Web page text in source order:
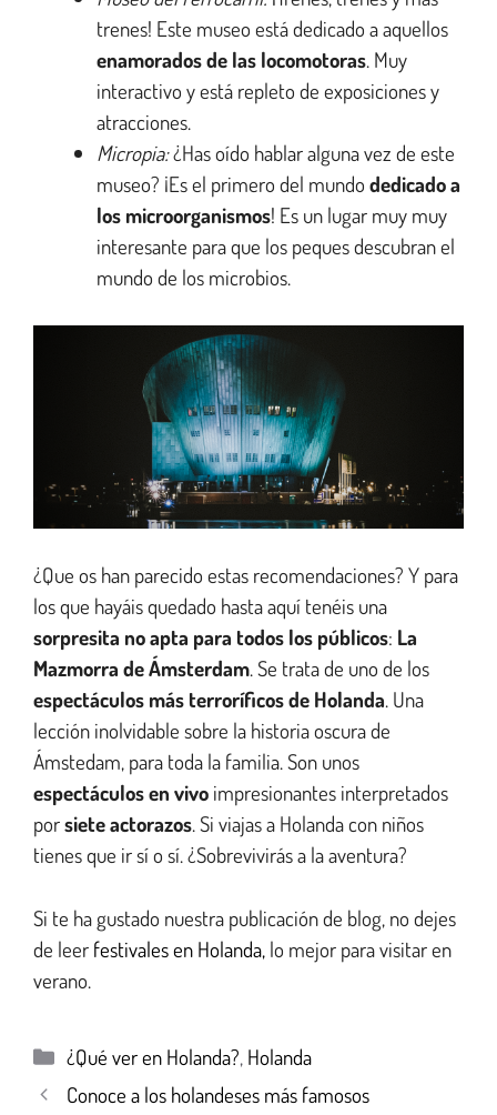
trenes! Este museo está dedicado a aquellos
enamorados de las locomotoras. Muy
interactivo y está repleto de exposiciones y
atracciones.
Micropia:¿Has oído hablar alguna vez de este
museo? ¡Es el primero del mundo dedicado a
los microorganismos! Es un lugar muy muy
interesante para que los peques descubran el
mundo de los microbios.
¿Que os han parecido estas recomendaciones? Y para
los que hayáis quedado hasta aquí tenéis una
sorpresita no apta para todos los públicos: La
Mazmorra de Ámsterdam. Se trata de uno de los
espectáculos más terroríficos de Holanda. Una
lección inolvidable sobre la historia oscura de
Ámstedam, para toda la familia. Son unos
espectáculos en vivo impresionantes interpretados
porsiete actorazos. Si viajas a Holanda con niños
tienes que ir sí o sí. ¿Sobrevivirás a la aventura?
Si te ha gustado nuestra publicación de blog, no dejes
de leer festivales en Holanda, lo mejor para visitar en
verano.
¿Qué ver en Holanda?, Holanda
Conoce a los holandeses más famosos